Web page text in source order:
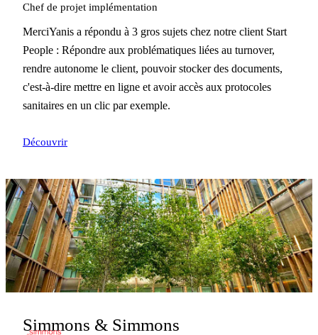
Chef de projet implémentation
MerciYanis a répondu à 3 gros sujets chez notre client Start
People : Répondre aux problématiques liées au turnover,
rendre autonome le client, pouvoir stocker des documents,
c'est-à-dire mettre en ligne et avoir accès aux protocoles
sanitaires en un clic par exemple.
Découvrir
Simmons & Simmons